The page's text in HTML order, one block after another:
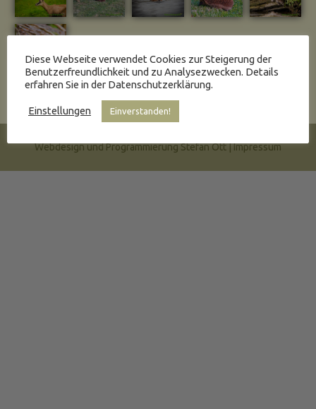
Sollten Sie Interesse an einem der hier gezeigten Bildern haben,
wenden Sie sich doch einfach per
Webdesign und Programmierung Stefan Ott |Impressum
Diese Webseite verwendet Cookies zur Steigerung der
Benutzerfreundlichkeit und zu Analysezwecken. Details
erfahren Sie in der Datenschutzerklärung.
Einstellungen Einverstanden!